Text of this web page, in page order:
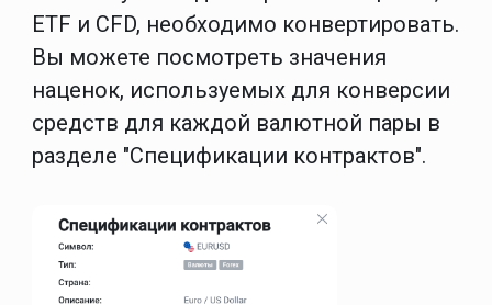
ETF и CFD, необходимо конвертировать.
Вы можете посмотреть значения
наценок, используемых для конверсии
средств для каждой валютной пары в
разделе "Спецификации контрактов".